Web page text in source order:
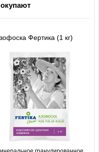
Фертика (1 кг)